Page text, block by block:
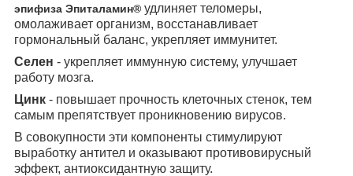
эпифиза Эпиталамин® удлиняет теломеры,
омолаживает организм, восстанавливает
гормональный баланс, укрепляет иммунитет.
Селен - укрепляет иммунную систему, улучшает
работу мозга.
Цинк - повышает прочность клеточных стенок, тем
самым препятствует проникновению вирусов.
В совокупности эти компоненты стимулируют
выработку антител и оказывают противовирусный
эффект, антиоксидантную защиту.